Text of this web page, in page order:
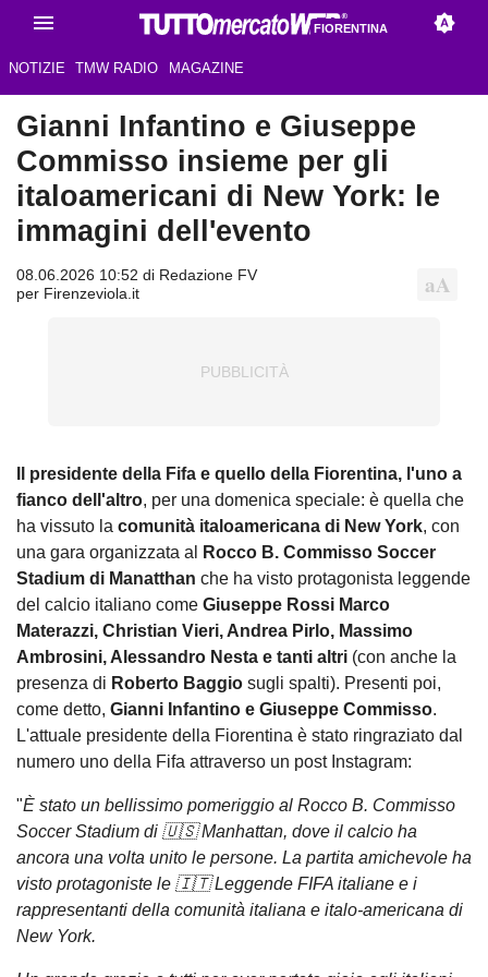
FIORENTINA
NOTIZIE TMW RADIO MAGAZINE
Gianni Infantino e Giuseppe
Commisso insieme per gli
italoamericani di New York: le
immagini dell'evento
08.06.2026 10:52 di Redazione FV
per Firenzeviola.it
Il presidente della Fifa e quello della Fiorentina, l'uno a
fianco dell'altro, per una domenica speciale: è quella che
ha vissuto la comunità italoamericana di New York, con
una gara organizzata al
Rocco B. Commisso Soccer
Stadium di Manatthan che ha visto protagonista leggende
del calcio italiano come Giuseppe Rossi Marco
Materazzi, Christian Vieri, Andrea Pirlo, Massimo
Ambrosini, Alessandro Nesta e tanti altri (con anche la
presenza di Roberto Baggio sugli spalti). Presenti poi,
come detto, Gianni Infantino e Giuseppe Commisso.
L'attuale presidente della Fiorentina è stato ringraziato dal
numero uno della Fifa attraverso un post Instagram:
"È stato un bellissimo pomeriggio al Rocco B. Commisso
Soccer Stadium di 🇺🇸 Manhattan, dove il calcio ha
ancora una volta unito le persone. La partita amichevole ha
visto protagoniste le 🇮🇹 Leggende FIFA italiane e i
rappresentanti della comunità italiana e italo-americana di
New York.